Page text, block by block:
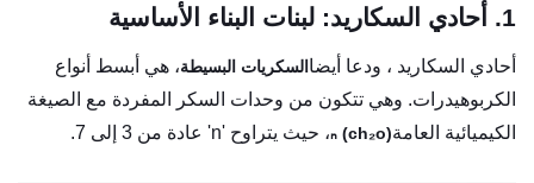
1. أحادي السكاريد: لبنات البناء الأساسية
أحادي السكاريد ، ودعا أيضا السكريات البسيطة، هي أبسط أنواع
الكربوهيدرات. وهي تتكون من وحدات السكر المفردة مع الصيغة
الكيميائية العامة(ch₂o) ₙ ، حيث يتراوح 'n' عادة من 3 إلى 7.